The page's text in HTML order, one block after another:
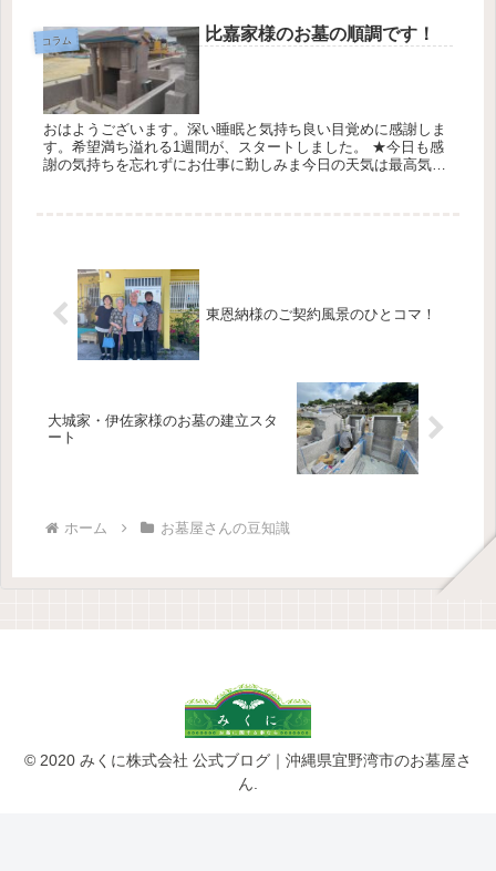
コラム 比嘉家様のお墓の順調です！
おはようございます。深い睡眠と気持ち良い目覚めに感謝しま
す。希望満ち溢れる1週間が、スタートしました。 ★今日も感
謝の気持ちを忘れずにお仕事に勤しみま今日の天気は最高気温
東恩納様のご契約風景のひとコマ！
大城家・伊佐家様のお墓の建立スタ
ート
ホーム お墓屋さんの豆知識
© 2020 みくに株式会社 公式ブログ｜沖縄県宜野湾市のお墓屋さ
ん.